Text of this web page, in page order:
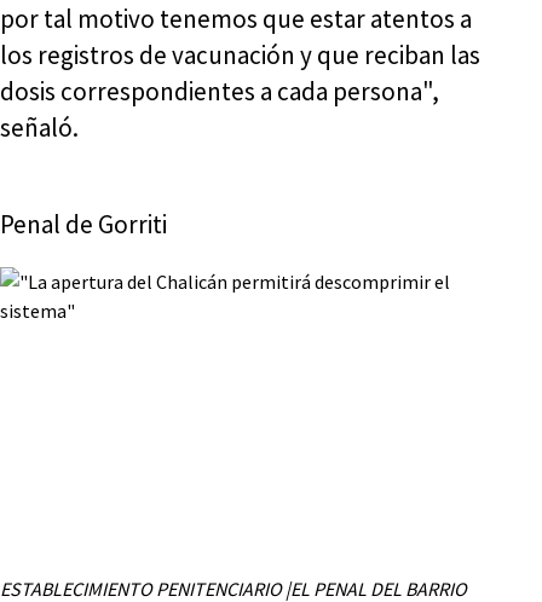
por tal motivo tenemos que estar atentos a
los registros de vacunación y que reciban las
dosis correspondientes a cada persona",
señaló.
Penal de Gorriti
ESTABLECIMIENTO PENITENCIARIO |EL PENAL DEL BARRIO